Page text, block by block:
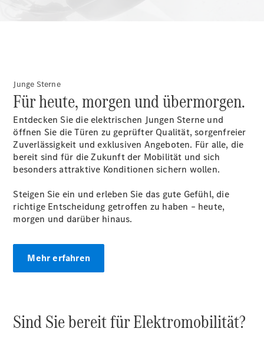
Junge Sterne
Für heute, morgen und übermorgen.
Entdecken Sie die elektrischen Jungen Sterne und
öffnen Sie die Türen zu geprüfter Qualität, sorgenfreier
Zuverlässigkeit und exklusiven Angeboten. Für alle, die
bereit sind für die Zukunft der Mobilität und sich
besonders attraktive Konditionen sichern wollen.
Steigen Sie ein und erleben Sie das gute Gefühl, die
richtige Entscheidung getroffen zu haben – heute,
morgen und darüber hinaus.
Mehr erfahren
Sind Sie bereit für Elektromobilität?